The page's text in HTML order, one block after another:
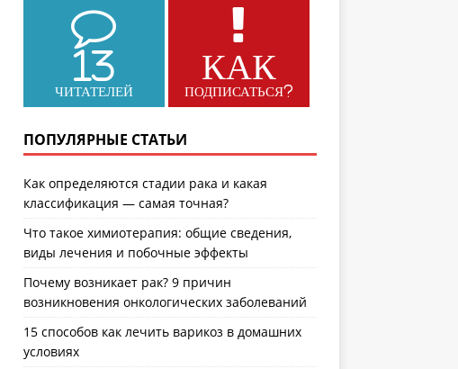
13
ЧИТАТЕЛЕЙ
КАК
ПОДПИСАТЬСЯ?
ПОПУЛЯРНЫЕ СТАТЬИ
Как определяются стадии рака и какая
классификация — самая точная?
Что такое химиотерапия: общие сведения,
виды лечения и побочные эффекты
Почему возникает рак? 9 причин
возникновения онкологических заболеваний
15 способов как лечить варикоз в домашних
условиях